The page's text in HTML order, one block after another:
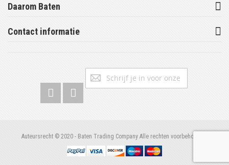
Daarom Baten
Contact informatie
Abonneer
Auteursrecht © 2020 - Baten Trading Company Alle rechten voorbehouden.